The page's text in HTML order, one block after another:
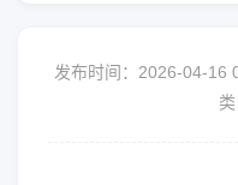
发布时间：2026-04-16
类